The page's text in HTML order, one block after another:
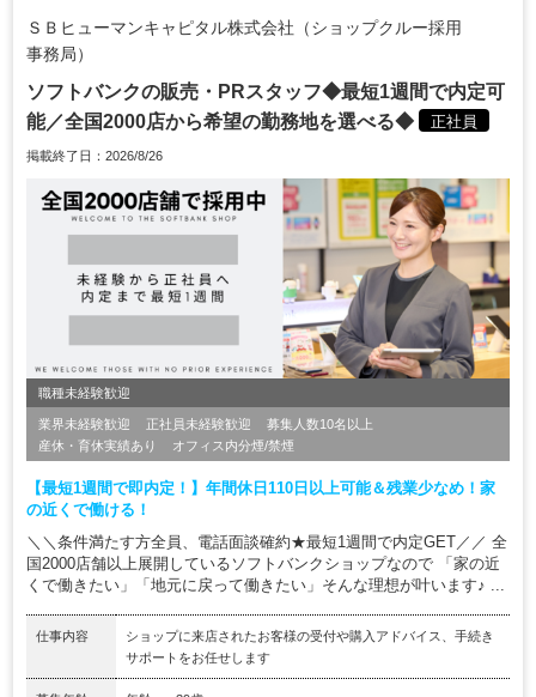
ＳＢヒューマンキャピタル株式会社（ショップクルー採用
事務局）
ソフトバンクの販売・PRスタッフ◆最短1週間で内定可
能／全国2000店から希望の勤務地を選べる◆
正社員
掲載終了日：2026/8/26
職種未経験歓迎
業界未経験歓迎 正社員未経験歓迎
募集人数10名以上
産休・育休実績あり
オフィス内分煙/禁煙
【最短1週間で即内定！】年間休日110日以上可能＆残業少なめ！家
の近くで働ける！
＼＼条件満たす方全員、電話面談確約★最短1週間で内定GET／／ 全
国2000店舗以上展開しているソフトバンクショップなので 「家の近
くで働きたい」「地元に戻って働きたい」そんな理想が叶います♪ ...
仕事内容
ショップに来店されたお客様の受付や購入アドバイス、手続き
サポートをお任せします